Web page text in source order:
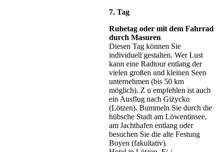
7. Tag
Ruhetag oder mit dem Fahrrad
durch Masuren
Diesen Tag können Sie
individuell gestalten. Wer Lust
kann eine Radtour entlang der
vielen großen und kleinen Seen
unternehmen (bis 50 km
möglich). Z u empfehlen ist auch
ein Ausflug nach Giżycko
(Lötzen). Bummeln Sie durch die
hübsche Stadt am Löwentinsee,
am Jachthafen entlang oder
besuchen Sie die alte Festung
Boyen (fakultativ).